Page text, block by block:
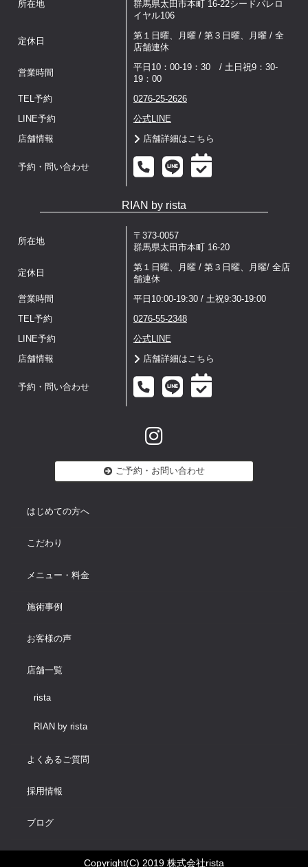
所在地
群馬県太田市本町 16-22シードパレロ
イヤル106
定休日
第１日曜、月曜 / 第３日曜、月曜 / 全
店舗連休
営業時間
平日10：00-19：30 / 土日祝9：30-
19：00
TEL予約 0276-25-2626
LINE予約 公式LINE
店舗情報 店舗詳細はこちら
予約・問い合わせ
RIAN by rista
所在地
〒373-0057
群馬県太田市本町 16-20
定休日
第１日曜、月曜 / 第３日曜、月曜/ 全店
舗連休
営業時間 平日10:00-19:30 / 土祝9:30-19:00
TEL予約 0276-55-2348
LINE予約 公式LINE
店舗情報 店舗詳細はこちら
予約・問い合わせ
ご予約・お問い合わせ
はじめての方へ
こだわり
メニュー・料金
施術事例
お客様の声
店舗一覧
rista
RIAN by rista
よくあるご質問
採用情報
ブログ
Copyright(C) 2019 株式会社rista